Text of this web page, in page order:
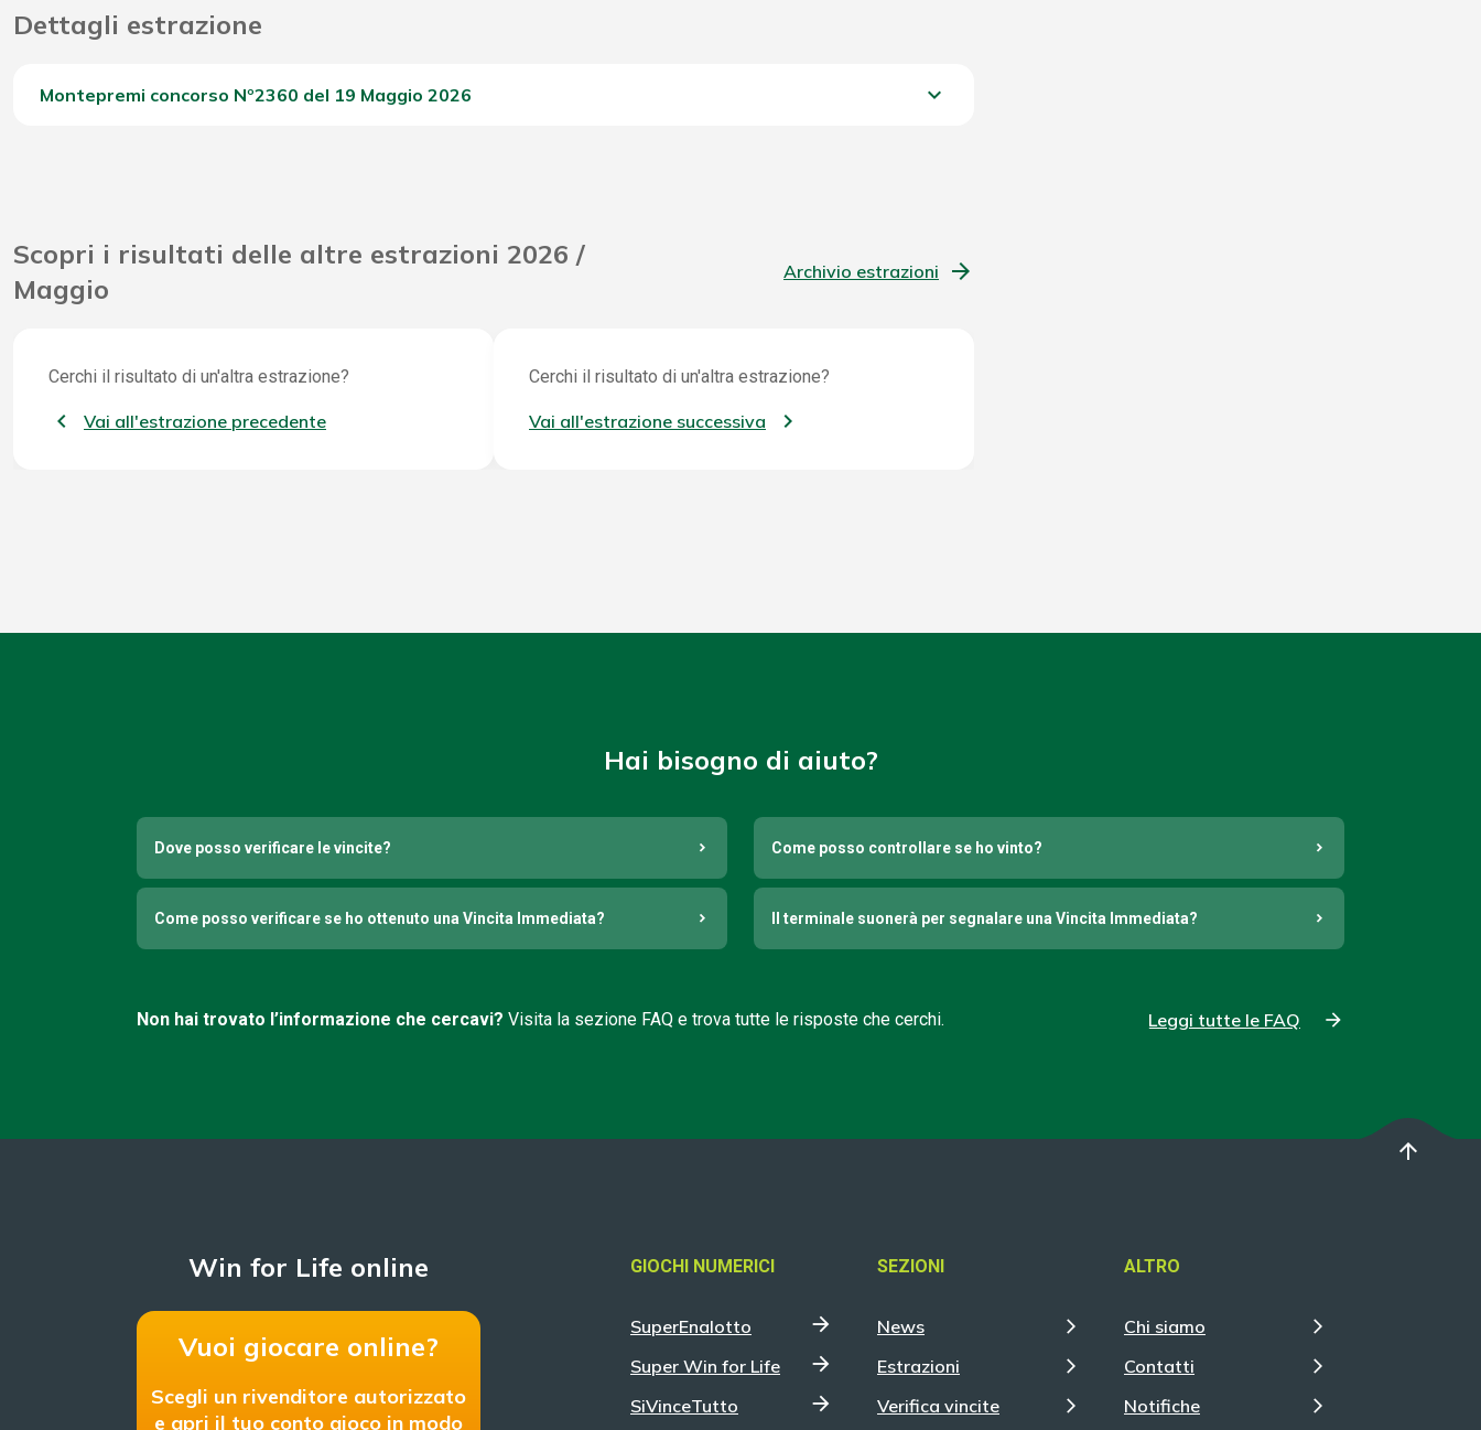
Dettagli estrazione
Montepremi concorso Nº2360 del 19 Maggio 2026 keyboard_arrow_down
Scopri i risultati delle altre estrazioni 2026 /
Maggio
Archivio estrazioni
Cerchi il risultato di un'altra estrazione?
Vai all'estrazione precedente
Cerchi il risultato di un'altra estrazione?
Vai all'estrazione successiva
Hai bisogno di aiuto?
Dove posso verificare le vincite? Come posso controllare se ho vinto?
Come posso verificare se ho ottenuto una Vincita Immediata? Il terminale suonerà per segnalare una Vincita Immediata?
Non hai trovato l’informazione che cercavi? Visita la sezione FAQ e trova tutte le risposte che cerchi. Leggi tutte le FAQ
arrow_upward
Win for Life online
Vuoi giocare online?
Scegli un rivenditore autorizzato
e apri il tuo conto gioco in modo
GIOCHI NUMERICI
SuperEnalotto
Super Win for Life
SiVinceTutto
SEZIONI
News
Estrazioni
Verifica vincite
ALTRO
Chi siamo
Contatti
Notifiche